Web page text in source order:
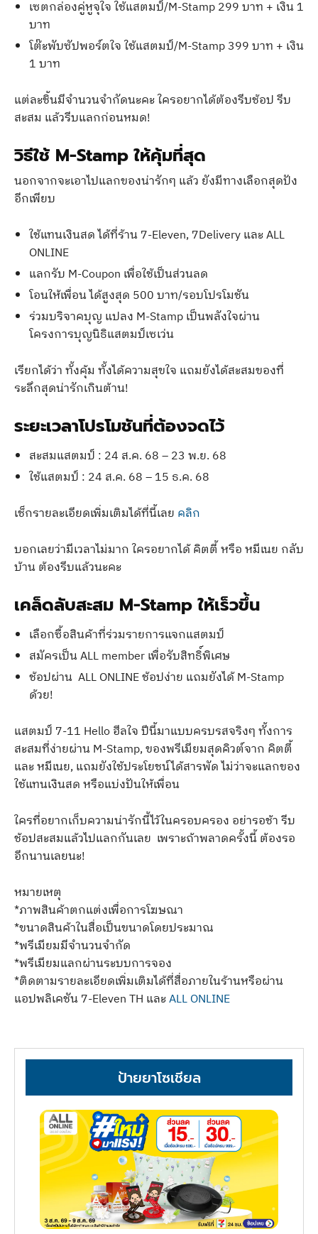
เซตกล่องคู่หูจุใจ ใช้แสตมป์/M-Stamp 299 บาท + เงิน 1
บาท
โต๊ะพับซัปพอร์ตใจ ใช้แสตมป์/M-Stamp 399 บาท + เงิน
1 บาท
แต่ละชิ้นมีจำนวนจำกัดนะคะ ใครอยากได้ต้องรีบช้อป รีบ
สะสม แล้วรีบแลกก่อนหมด!
วิธีใช้ M-Stamp ให้คุ้มที่สุด
นอกจากจะเอาไปแลกของน่ารักๆ แล้ว ยังมีทางเลือกสุดปัง
อีกเพียบ
ใช้แทนเงินสด ได้ที่ร้าน 7-Eleven, 7Delivery และ ALL
ONLINE
แลกรับ M-Coupon เพื่อใช้เป็นส่วนลด
โอนให้เพื่อน ได้สูงสุด 500 บาท/รอบโปรโมชัน
ร่วมบริจาคบุญ แปลง M-Stamp เป็นพลังใจผ่าน
โครงการบุญนิธิแสตมป์เซเว่น
เรียกได้ว่า ทั้งคุ้ม ทั้งได้ความสุขใจ แถมยังได้สะสมของที่
ระลึกสุดน่ารักเกินต้าน!
ระยะเวลาโปรโมชันที่ต้องจดไว้
สะสมแสตมป์ : 24 ส.ค. 68 – 23 พ.ย. 68
ใช้แสตมป์ : 24 ส.ค. 68 – 15 ธ.ค. 68
เช็กรายละเอียดเพิ่มเติมได้ที่นี้เลย คลิก
บอกเลยว่ามีเวลาไม่มาก ใครอยากได้ คิตตี้ หรือ หมีเนย กลับ
บ้าน ต้องรีบแล้วนะคะ
เคล็ดลับสะสม M-Stamp ให้เร็วขึ้น
เลือกซื้อสินค้าที่ร่วมรายการแจกแสตมป์
สมัครเป็น ALL member เพื่อรับสิทธิ์พิเศษ
ช้อปผ่าน ALL ONLINE ช้อปง่าย แถมยังได้ M-Stamp
ด้วย!
แสตมป์ 7-11 Hello ฮีลใจ ปีนี้มาแบบครบรสจริงๆ ทั้งการ
สะสมที่ง่ายผ่าน M-Stamp, ของพรีเมียมสุดคิวต์จาก คิตตี้
และ หมีเนย, แถมยังใช้ประโยชน์ได้สารพัด ไม่ว่าจะแลกของ
ใช้แทนเงินสด หรือแบ่งปันให้เพื่อน
ใครที่อยากเก็บความน่ารักนี้ไว้ในครอบครอง อย่ารอช้า รีบ
ช้อปสะสมแล้วไปแลกกันเลย เพราะถ้าพลาดครั้งนี้ ต้องรอ
อีกนานเลยนะ!
หมายเหตุ
*ภาพสินค้าตกแต่งเพื่อการโฆษณา
*ขนาดสินค้าในสื่อเป็นขนาดโดยประมาณ
*พรีเมียมมีจำนวนจำกัด
*พรีเมียมแลกผ่านระบบการจอง
*ติดตามรายละเอียดเพิ่มเติมได้ที่สื่อภายในร้านหรือผ่าน
แอปพลิเคชัน 7-Eleven TH และALL ONLINE
ป้ายยาโซเชียล